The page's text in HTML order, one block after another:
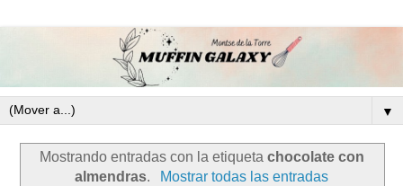
▼
Mostrando entradas con la etiqueta chocolate con
almendras. Mostrar todas las entradas